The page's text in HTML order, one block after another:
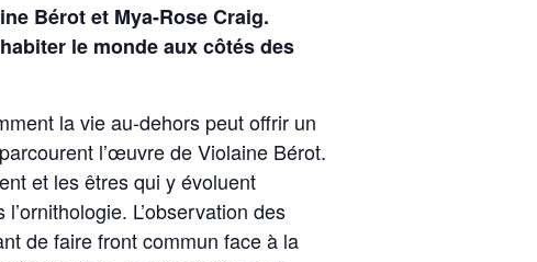
Bérot et Mya-Rose Craig.
le monde aux côtés des
la vie au-dehors peut offrir un
l’œuvre de Violaine Bérot.
et les êtres qui y évoluent
L’observation des
de faire front commun face à la